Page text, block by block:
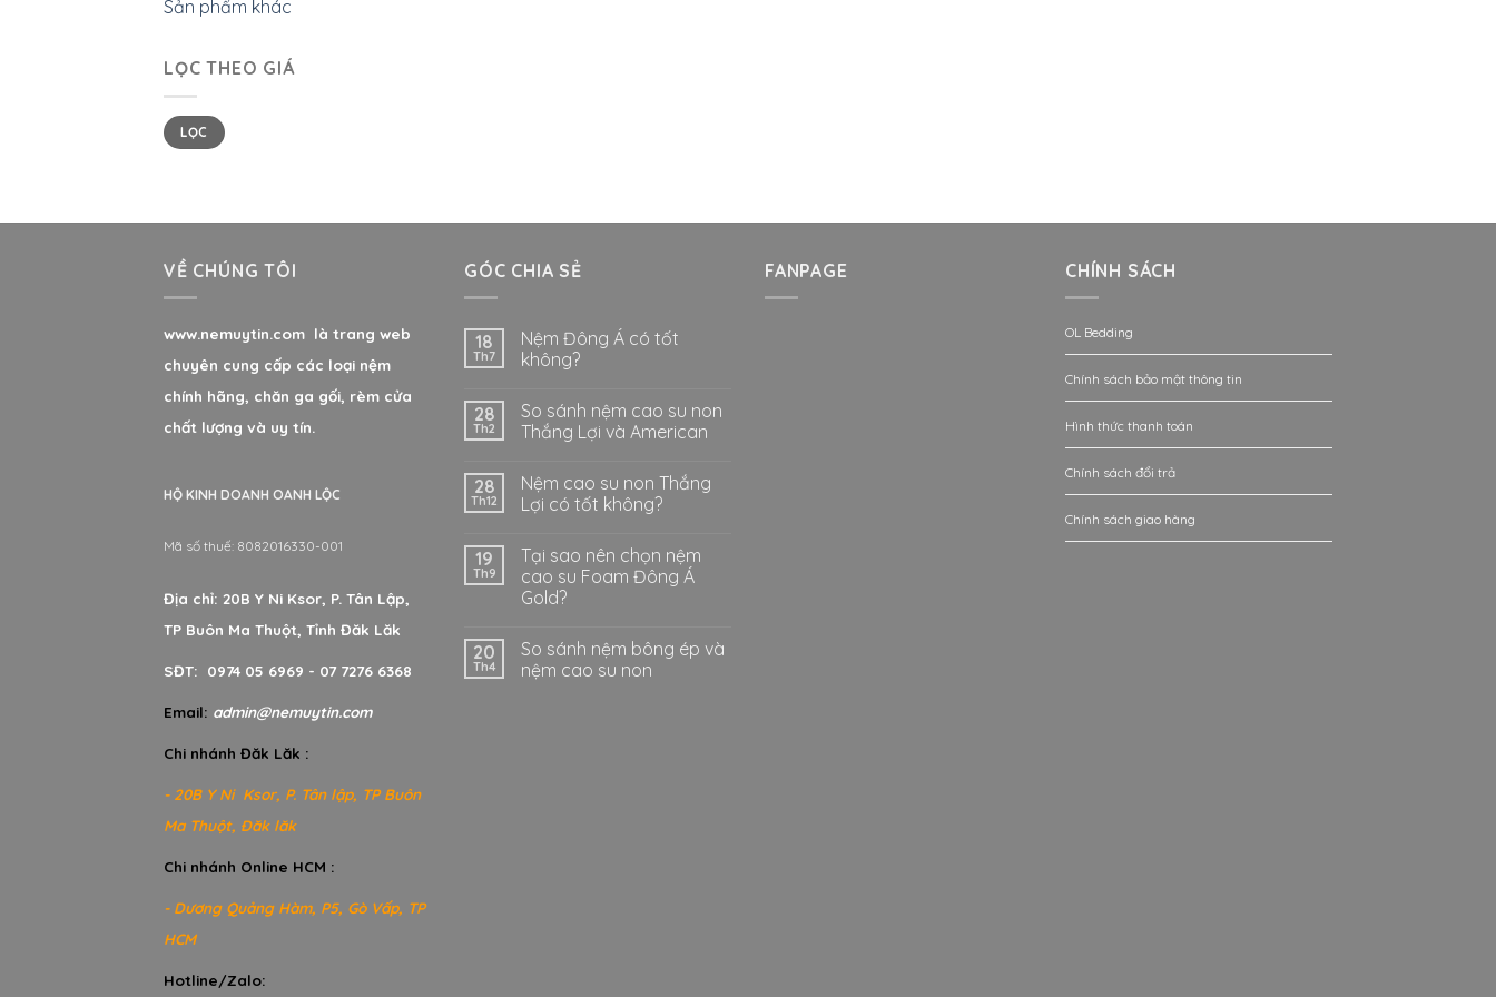
Sản phẩm khác
LỌC THEO GIÁ
LỌC
VỀ CHÚNG TÔI
www.nemuytin.com là trang web
chuyên cung cấp các loại nệm
chính hãng, chăn ga gối, rèm cửa
chất lượng và uy tín.
HỘ KINH DOANH OANH LỘC
Mã số thuế: 8082016330-001
Địa chỉ: 20B Y Ni Ksor, P. Tân Lập,
TP Buôn Ma Thuột, Tỉnh Đăk Lăk
SĐT: 0974 05 6969 - 07 7276 6368
Email: admin@nemuytin.com
Chi nhánh Đăk Lăk :
- 20B Y Ni Ksor, P. Tân lập, TP Buôn
Ma Thuột, Đăk lăk
Chi nhánh Online HCM :
- Dương Quảng Hàm, P5, Gò Vấp, TP
HCM
Hotline/Zalo:
GÓC CHIA SẺ
18
Th7
Nệm Đông Á có tốt
không?
28
Th2
So sánh nệm cao su non
Thắng Lợi và American
28
Th12
Nệm cao su non Thắng
Lợi có tốt không?
19
Th9
Tại sao nên chọn nệm
cao su Foam Đông Á
Gold?
20
Th4
So sánh nệm bông ép và
nệm cao su non
FANPAGE CHÍNH SÁCH
OL Bedding
Chính sách bảo mật thông tin
Hình thức thanh toán
Chính sách đổi trả
Chính sách giao hàng